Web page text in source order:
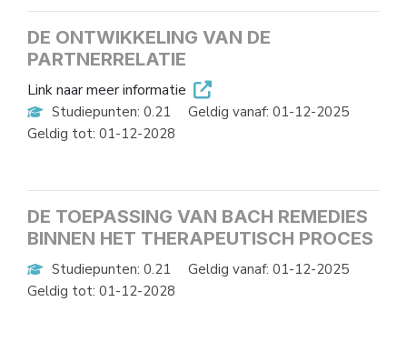
DE ONTWIKKELING VAN DE
PARTNERRELATIE
Link naar meer informatie
Studiepunten: 0.21
Geldig vanaf: 01-12-2025
Geldig tot: 01-12-2028
DE TOEPASSING VAN BACH REMEDIES
BINNEN HET THERAPEUTISCH PROCES
Studiepunten: 0.21
Geldig vanaf: 01-12-2025
Geldig tot: 01-12-2028